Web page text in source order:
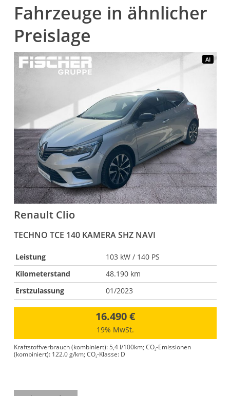
Fahrzeuge in ähnlicher
Preislage
AI
Renault Clio
TECHNO TCE 140 KAMERA SHZ NAVI
Leistung
103 kW / 140 PS
Kilometerstand
48.190 km
Erstzulassung
01/2023
16.490 €
19% MwSt.
Kraftstoffverbrauch (kombiniert): 5,4 l/100km;CO2-Emissionen
(kombiniert): 122.0 g/km;CO2-Klasse: D